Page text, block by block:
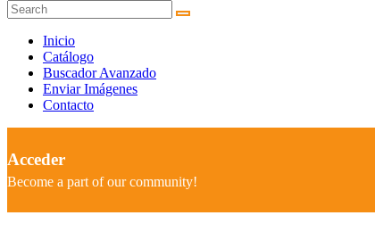
Inicio
Catálogo
Buscador Avanzado
Enviar Imágenes
Contacto
Acceder
Become a part of our community!